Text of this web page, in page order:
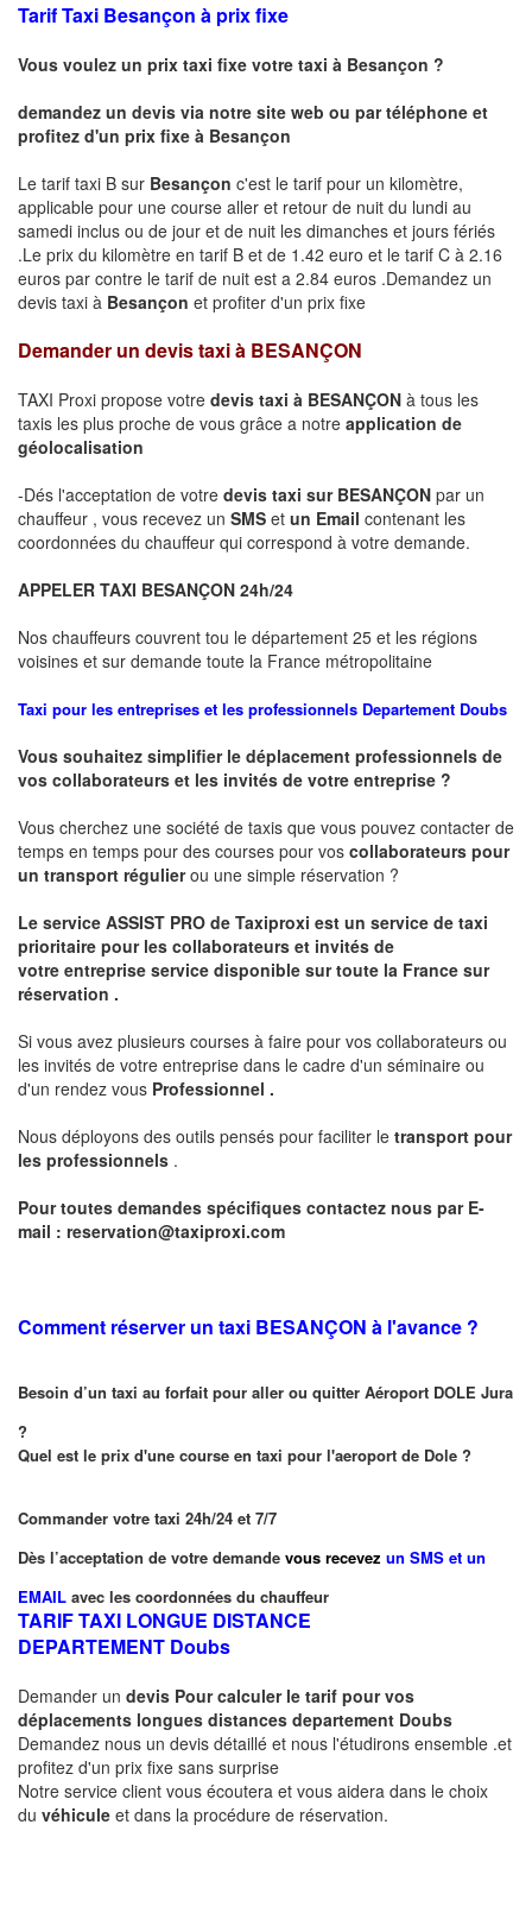
Tarif Taxi Besançon à prix fixe
Vous voulez un prix taxi fixe votre taxi à Besançon ?
demandez un devis via notre site web ou par téléphone et
profitez d'un prix fixe à Besançon
Le tarif taxi B sur Besançon c'est le tarif pour un kilomètre,
applicable pour une course aller et retour de nuit du lundi au
samedi inclus ou de jour et de nuit les dimanches et jours fériés
.Le prix du kilomètre en tarif B et de 1.42 euro et le tarif C à 2.16
euros par contre le tarif de nuit est a 2.84 euros .Demandez un
devis taxi à Besançon et profiter d'un prix fixe
Demander un devis taxi à BESANÇON
TAXI Proxi propose votre devis taxi à BESANÇON à tous les
taxis les plus proche de vous grâce a notre application de
géolocalisation
-Dés l'acceptation de votre devis taxi sur BESANÇON par un
chauffeur , vous recevez un SMS et un Email contenant les
coordonnées du chauffeur qui correspond à votre demande.
APPELER TAXI BESANÇON 24h/24
Nos chauffeurs couvrent tou le département 25 et les régions
voisines et sur demande toute la France métropolitaine
Taxi pour les entreprises et les professionnels Departement Doubs
Vous souhaitez simplifier le déplacement professionnels de
vos collaborateurs et les invités de votre entreprise ?
Vous cherchez une société de taxis que vous pouvez contacter de
temps en temps pour des courses pour vos collaborateurs pour
un transport régulierou une simple réservation ?
Le service ASSIST PRO de Taxiproxi est un service de taxi
prioritaire pour les collaborateurs et invités de
votre entreprise service disponible sur toute la France sur
réservation .
Si vous avez plusieurs courses à faire pour vos collaborateurs ou
les invités de votre entreprise dans le cadre d'un séminaire ou
d'un rendez vous Professionnel .
Nous déployons des outils pensés pour faciliter le transport pour
les professionnels .
Pour toutes demandes spécifiques contactez nous par E-
mail : reservation@taxiproxi.com
Comment réserver un taxi BESANÇON à l'avance ?
Besoin d’un taxi au forfait pour aller ou quitter Aéroport DOLE Jura
?
Quel est le prix d'une course en taxi pour l'aeroport de Dole ?
Commander votre taxi 24h/24 et 7/7
Dès l’acceptation de votre demande vous recevez un SMS et un
EMAIL avec les coordonnées du chauffeur
TARIF TAXI LONGUE DISTANCE
DEPARTEMENT Doubs
Demander un devis Pour calculer le tarif pour vos
déplacements longues distances departement Doubs
Demandez nous un devis détaillé et nous l'étudirons ensemble .et
profitez d'un prix fixe sans surprise
Notre service client vous écoutera et vous aidera dans le choix
du véhicule et dans la procédure de réservation.